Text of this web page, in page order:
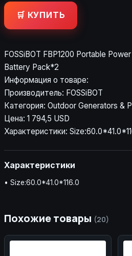
🛒 КУПИТЬ
FOSSiBOT FBP1200 Portable
Battery Pack*2
Информация о товаре:
Производитель: FOSSiBOT
Категория: Outdoor Generators &
Цена: 1 794,5 USD
Характеристики:
Характеристики
• Size:60.0*41.0*116.0
Похожие товары (20)